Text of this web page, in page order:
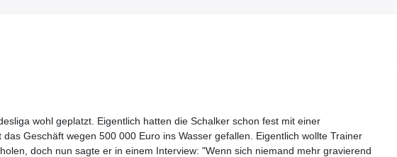
wohl geplatzt. Eigentlich hatten die Schalker schon fest mit einer
Geschäft wegen 500 000 Euro ins Wasser gefallen. Eigentlich wollte Trainer
doch nun sagte er in einem Interview: "Wenn sich niemand mehr gravierend